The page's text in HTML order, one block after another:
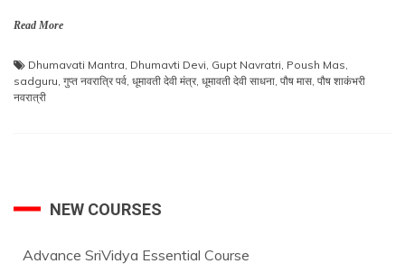
Read More
Dhumavati Mantra Dhumavti Devi Gupt Navratri Poush Mas
sadguru गुप्त नवरात्रि पर्व धूमावती देवी मंत्र, धूमावती देवी साधना पौष मास पौष शाकंभरी
नवरात्री
NEW COURSES
Advance SriVidya Essential Course